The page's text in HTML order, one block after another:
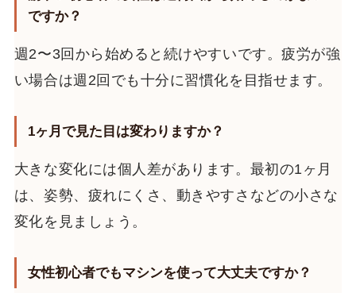
ですか？
週2〜3回から始めると続けやすいです。疲労が強
い場合は週2回でも十分に習慣化を目指せます。
1ヶ月で見た目は変わりますか？
大きな変化には個人差があります。最初の1ヶ月
は、姿勢、疲れにくさ、動きやすさなどの小さな
変化を見ましょう。
女性初心者でもマシンを使って大丈夫ですか？